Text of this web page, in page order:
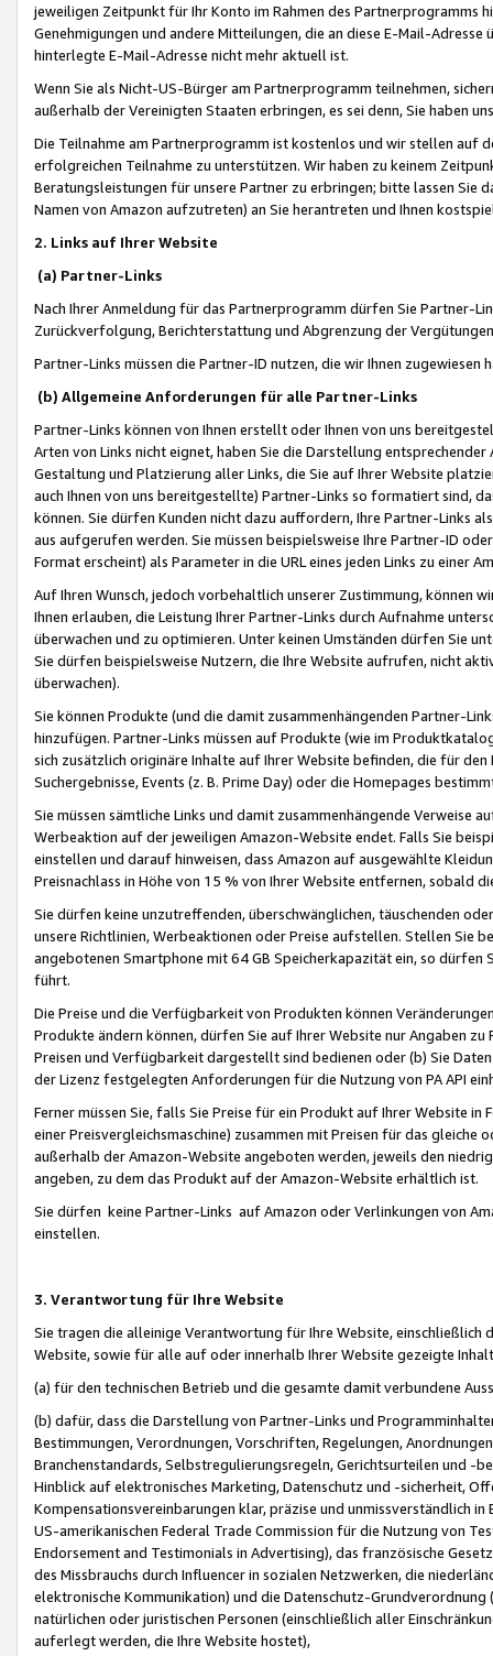
jeweiligen Zeitpunkt für Ihr Konto im Rahmen des Partnerprogramms
Genehmigungen und andere Mitteilungen, die an diese E-Mail-
hinterlegte E-Mail-Adresse nicht mehr aktuell ist.
Wenn Sie als Nicht-US-Bürger am Partnerprogramm teilnehmen,
außerhalb der Vereinigten Staaten erbringen, es sei denn, Sie haben
Die Teilnahme am Partnerprogramm ist kostenlos und wir stellen auf
erfolgreichen Teilnahme zu unterstützen. Wir haben zu keinem
Beratungsleistungen für unsere Partner zu erbringen; bitte lassen Sie
Namen von Amazon aufzutreten) an Sie herantreten und Ihnen
2. Links auf Ihrer Website
(a) Partner-Links
Nach Ihrer Anmeldung für das Partnerprogramm dürfen Sie Partner-
Zurückverfolgung, Berichterstattung und Abgrenzung der
Partner-Links müssen die Partner-ID nutzen, die wir Ihnen zugewiesen
(b) Allgemeine Anforderungen für alle Partner-Links
Partner-Links können von Ihnen erstellt oder Ihnen von uns
Arten von Links nicht eignet, haben Sie die Darstellung
Gestaltung und Platzierung aller Links, die Sie auf Ihrer Website
auch Ihnen von uns bereitgestellte) Partner-Links so formatiert sind,
können. Sie dürfen Kunden nicht dazu auffordern, Ihre Partner-Links
aus aufgerufen werden. Sie müssen beispielsweise Ihre Partner-ID
Format erscheint) als Parameter in die URL eines jeden Links zu einer
Auf Ihren Wunsch, jedoch vorbehaltlich unserer Zustimmung, können
Ihnen erlauben, die Leistung Ihrer Partner-Links durch Aufnahme
überwachen und zu optimieren. Unter keinen Umständen dürfen Sie
Sie dürfen beispielsweise Nutzern, die Ihre Website aufrufen, nicht
überwachen).
Sie können Produkte (und die damit zusammenhängenden Partner-
hinzufügen. Partner-Links müssen auf Produkte (wie im
sich zusätzlich originäre Inhalte auf Ihrer Website befinden, die für
Suchergebnisse, Events (z. B. Prime Day) oder die Homepages
Sie müssen sämtliche Links und damit zusammenhängende
Werbeaktion auf der jeweiligen Amazon-Website endet. Falls Sie
einstellen und darauf hinweisen, dass Amazon auf ausgewählte
Preisnachlass in Höhe von 15 % von Ihrer Website entfernen, sobald
Sie dürfen keine unzutreffenden, überschwänglichen, täuschenden
unsere Richtlinien, Werbeaktionen oder Preise aufstellen. Stellen Sie
angebotenen Smartphone mit 64 GB Speicherkapazität ein, so dürfen
führt.
Die Preise und die Verfügbarkeit von Produkten können
Produkte ändern können, dürfen Sie auf Ihrer Website nur Angaben
Preisen und Verfügbarkeit dargestellt sind bedienen oder (b) Sie
der Lizenz festgelegten Anforderungen für die Nutzung von PA API
Ferner müssen Sie, falls Sie Preise für ein Produkt auf Ihrer Website
einer Preisvergleichsmaschine) zusammen mit Preisen für das
außerhalb der Amazon-Website angeboten werden, jeweils den
angeben, zu dem das Produkt auf der Amazon-Website erhältlich ist.
Sie dürfen keine Partner-Links auf Amazon oder Verlinkungen von
einstellen.
3. Verantwortung für Ihre Website
Sie tragen die alleinige Verantwortung für Ihre Website,
Website, sowie für alle auf oder innerhalb Ihrer Website gezeigte
(a) für den technischen Betrieb und die gesamte damit verbundene
(b) dafür, dass die Darstellung von Partner-Links und
Bestimmungen, Verordnungen, Vorschriften, Regelungen,
Branchenstandards, Selbstregulierungsregeln, Gerichtsurteilen und -
Hinblick auf elektronisches Marketing, Datenschutz und -sicherheit,
Kompensationsvereinbarungen klar, präzise und unmissverständlich
US-amerikanischen Federal Trade Commission für die Nutzung von
Endorsement and Testimonials in Advertising), das französische
des Missbrauchs durch Influencer in sozialen Netzwerken, die
elektronische Kommunikation) und die Datenschutz-
natürlichen oder juristischen Personen (einschließlich aller
auferlegt werden, die Ihre Website hostet),